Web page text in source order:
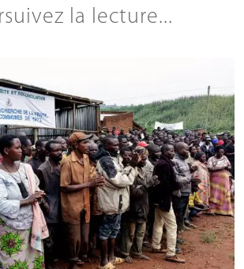
la lecture...